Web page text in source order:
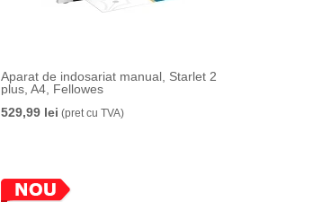
Aparat de indosariat manual, Starlet 2
plus, A4, Fellowes
529,99 lei (pret cu TVA)